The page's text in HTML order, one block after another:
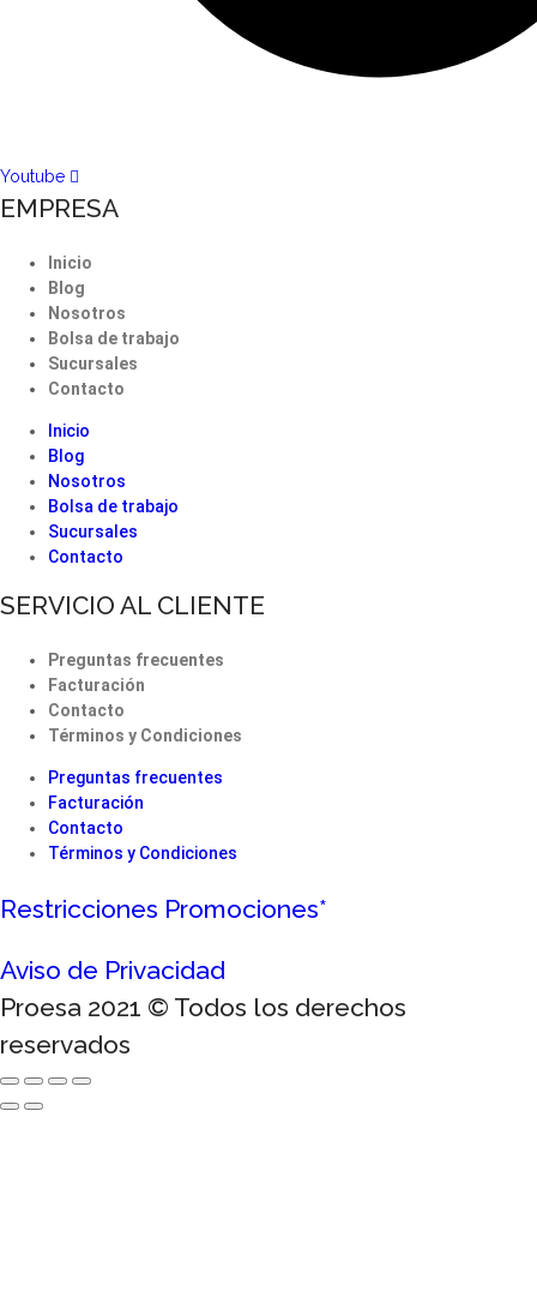
Youtube
EMPRESA
Inicio
Blog
Nosotros
Bolsa de trabajo
Sucursales
Contacto
Inicio
Blog
Nosotros
Bolsa de trabajo
Sucursales
Contacto
SERVICIO AL CLIENTE
Preguntas frecuentes
Facturación
Contacto
Términos y Condiciones
Preguntas frecuentes
Facturación
Contacto
Términos y Condiciones
Restricciones Promociones*
Aviso de Privacidad
Proesa 2021 © Todos los derechos
reservados